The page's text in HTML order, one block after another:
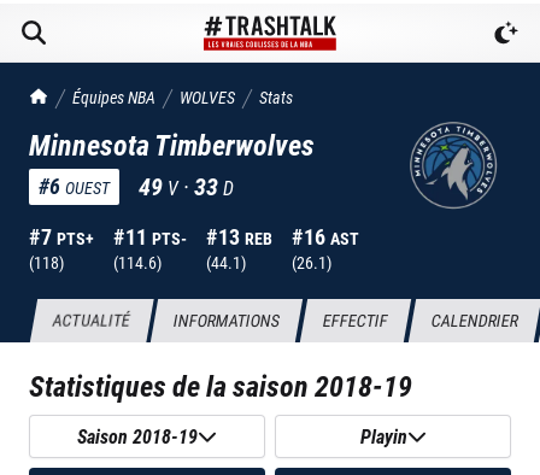
TrashTalk Actu NBA
Équipes NBA WOLVES Stats
Minnesota Timberwolves
#6 OUEST 49 V ·33D
#7 PTS+
(118)
#11 PTS-
(114.6)
#13 REB
(44.1)
#16 AST
(26.1)
ACTUALITÉ INFORMATIONS EFFECTIF CALENDRIER
Statistiques de la saison2018-19
Saison 2018-19 Playin